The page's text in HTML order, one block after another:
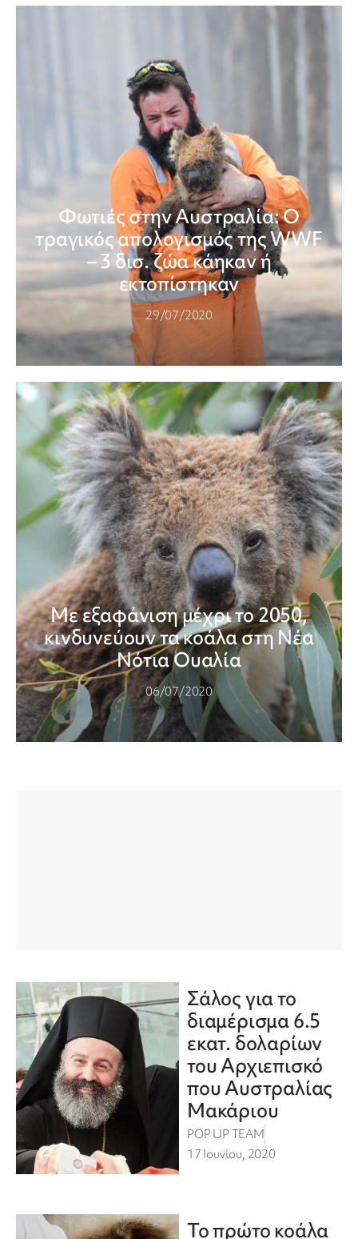
Φωτιές στην Αυστραλία: Ο
τραγικός απολογισμός της WWF
– 3 δισ. ζώα κάηκαν ή
εκτοπίστηκαν
29/07/2020
Με εξαφάνιση μέχρι το 2050,
κινδυνεύουν τα κοάλα στη Νέα
Νότια Ουαλία
06/07/2020
Σάλος για το
διαμέρισμα 6.5
εκατ. δολαρίων
του Αρχιεπισκό
που Αυστραλίας
Μακάριου
POP UP TEAM
17 Ιουνίου, 2020
Το πρώτο κοάλα